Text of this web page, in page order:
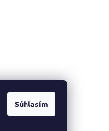
Súhlasím